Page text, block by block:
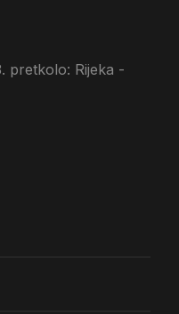
pretkolo: Rijeka -